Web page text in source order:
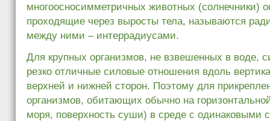
многоосносимметричных животных (солнечники)
проходящие через выросты тела, называются
между ними – интеррадиусами.
Для крупных организмов, не взвешенных в воде,
резко отличные силовые отношения вдоль
верхней и нижней сторон. Поэтому для
организмов, обитающих обычно на
моря, поверхность суши) в среде с одинаковыми